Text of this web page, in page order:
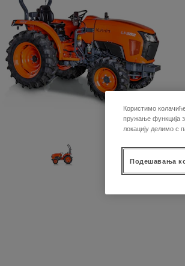
Користимо
пружање функција
локацију делимо с
Подешавања